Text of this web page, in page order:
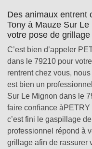
Des animaux entrent
Tony à Mauze Sur
votre pose de grillage
C’est bien d’appeler
dans le 79210 pour
rentrent chez vous,
est bien un
Sur Le Mignon dans le
faire confiance
c’est fini le gaspillage
professionnel répond à
grillage afin de rassurer